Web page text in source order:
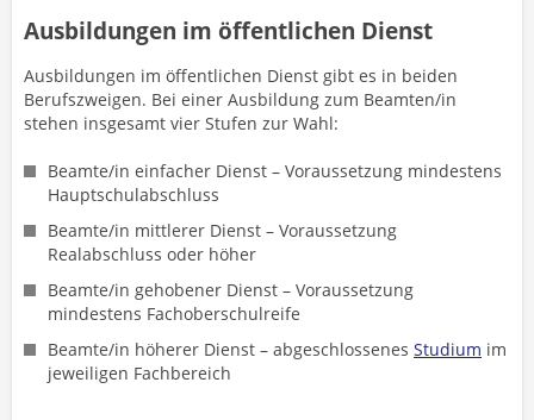
Ausbildungen im öffentlichen Dienst
Ausbildungen im öffentlichen Dienst gibt es in beiden
Berufszweigen. Bei einer Ausbildung zum Beamten/in
stehen insgesamt vier Stufen zur Wahl:
Beamte/in einfacher Dienst – Voraussetzung mindestens
Hauptschulabschluss
Beamte/in mittlerer Dienst – Voraussetzung
Realabschluss oder höher
Beamte/in gehobener Dienst – Voraussetzung
mindestens Fachoberschulreife
Beamte/in höherer Dienst – abgeschlossenes Studium im
jeweiligen Fachbereich